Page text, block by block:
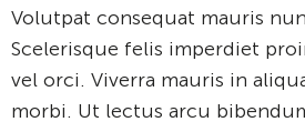
Volutpat consequat mauris
Scelerisque felis imperdiet
vel orci. Viverra mauris in
morbi. Ut lectus arcu